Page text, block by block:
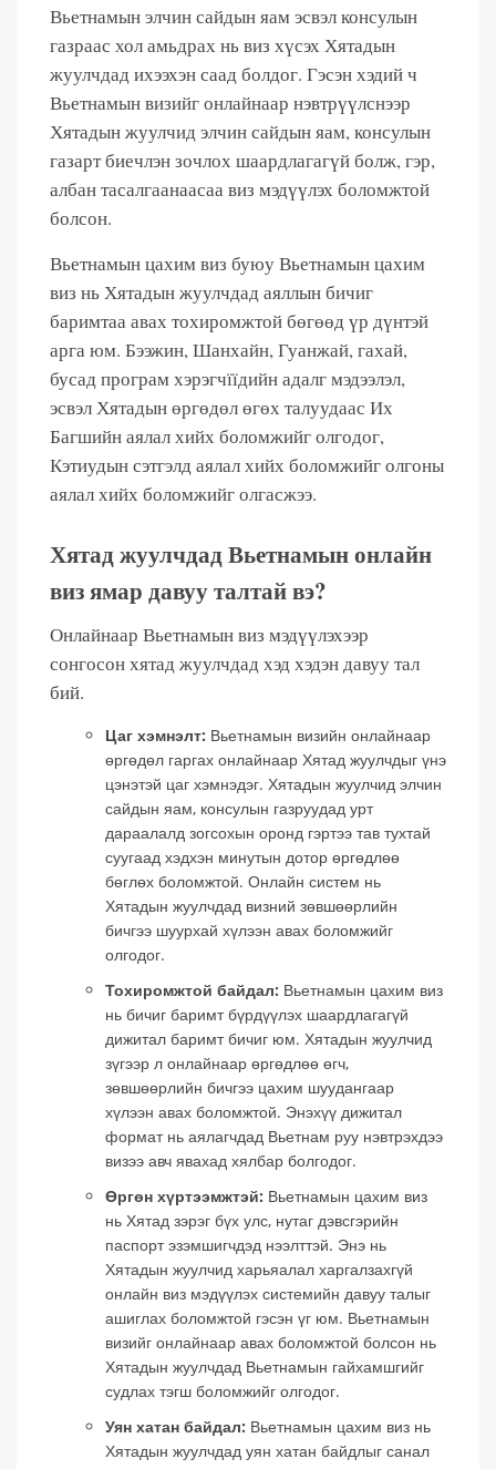
Вьетнамын элчин сайдын яам эсвэл консулын
газраас хол амьдрах нь виз хүсэх Хятадын
жуулчдад ихээхэн саад болдог. Гэсэн хэдий ч
Вьетнамын визийг онлайнаар нэвтрүүлснээр
Хятадын жуулчид элчин сайдын яам, консулын
газарт биечлэн зочлох шаардлагагүй болж, гэр,
албан тасалгаанаасаа виз мэдүүлэх боломжтой
болсон.
Вьетнамын цахим виз буюу Вьетнамын цахим
виз нь Хятадын жуулчдад аяллын бичиг
баримтаа авах тохиромжтой бөгөөд үр дүнтэй
арга юм. Бээжин, Шанхайн, Гуанжай, гахай,
бусад програм хэрэгчїїдийн адалг мэдээлэл,
эсвэл Хятадын өргөдөл өгөх талуудаас Их
Багшийн аялал хийх боломжийг олгодог,
Кэтиудын сэтгэлд аялал хийх боломжийг олгоны
аялал хийх боломжийг олгасжээ.
Хятад жуулчдад Вьетнамын онлайн
виз ямар давуу талтай вэ?
Онлайнаар Вьетнамын виз мэдүүлэхээр
сонгосон хятад жуулчдад хэд хэдэн давуу тал
бий.
Цаг хэмнэлт: Вьетнамын визийн онлайнаар
өргөдөл гаргах онлайнаар Хятад жуулчдыг үнэ
цэнэтэй цаг хэмнэдэг. Хятадын жуулчид элчин
сайдын яам, консулын газруудад урт
дараалалд зогсохын оронд гэртээ тав тухтай
суугаад хэдхэн минутын дотор өргөдлөө
бөглөх боломжтой. Онлайн систем нь
Хятадын жуулчдад визний зөвшөөрлийн
бичгээ шуурхай хүлээн авах боломжийг
олгодог.
Тохиромжтой байдал: Вьетнамын цахим виз
нь бичиг баримт бүрдүүлэх шаардлагагүй
дижитал баримт бичиг юм. Хятадын жуулчид
зүгээр л онлайнаар өргөдлөө өгч,
зөвшөөрлийн бичгээ цахим шуудангаар
хүлээн авах боломжтой. Энэхүү дижитал
формат нь аялагчдад Вьетнам руу нэвтрэхдээ
визээ авч явахад хялбар болгодог.
Өргөн хүртээмжтэй: Вьетнамын цахим виз
нь Хятад зэрэг бүх улс, нутаг дэвсгэрийн
паспорт эзэмшигчдэд нээлттэй. Энэ нь
Хятадын жуулчид харьяалал харгалзахгүй
онлайн виз мэдүүлэх системийн давуу талыг
ашиглах боломжтой гэсэн үг юм. Вьетнамын
визийг онлайнаар авах боломжтой болсон нь
Хятадын жуулчдад Вьетнамын гайхамшгийг
судлах тэгш боломжийг олгодог.
Уян хатан байдал: Вьетнамын цахим виз нь
Хятадын жуулчдад уян хатан байдлыг санал